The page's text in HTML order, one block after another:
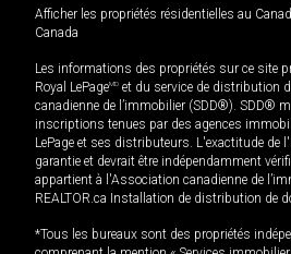
Afficher les propriétés résidentielles au
Canada
Les informations des propriétés sur ce site
Royal LePageMD et du service de distribution
canadienne de l’immobilier (SDD®). SDD®
inscriptions tenues par des agences
LePage et ses distributeurs. L'exactitude de
garantie et devrait être indépendamment
appartient à l'Association canadienne de
REALTOR.ca Installation de distribution de
*Tous les bureaux sont des propriétés